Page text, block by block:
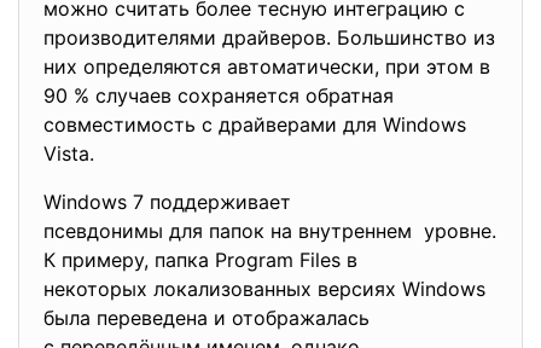
можно считать более тесную интеграцию с
производителями драйверов. Большинство из
них определяются автоматически, при этом в
90 % случаев сохраняется обратная
совместимость с драйверами для Windows
Vista.
Windows 7 поддерживает
псевдонимы для папок на внутреннем уровне.
К примеру, папка Program Files в
некоторых локализованных версиях Windows
была переведена и отображалась